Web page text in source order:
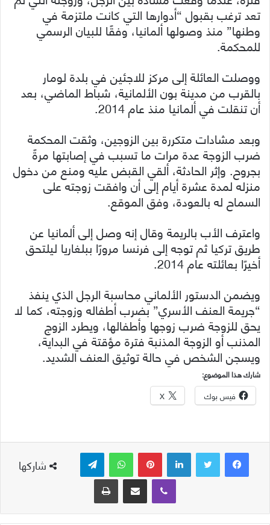
تعد ترغب بقبول “أدوارها التي كانت ملتزمة في
وطنها” منذ وصولها ألمانيا، وفقًا للبيان الرسمي
للمحكمة.
ووصلت العائلة إلى مركز للاجئين في بلدة لومار
بالقرب من مدينة بون الألمانية، شباط الماضي، بعد
أن تنقلت في ألمانيا منذ عام 2014.
وبعد مشادات متكررة بين الزوجين، وثقت المحكمة
ضرب الزوجة عدة مرات ما تسبب في إصابتها مرةً
بجروح. وإثر الحادثة، ألقي القبض عليه ومنع من دخول
منزله لمدة عشرة أيام إلى أن وافقت زوجته على
السماح له بالعودة، وفق الموقع.
واعترف الأب بالريمة وقال إنه وصل إلى ألمانيا عن
طريق تركيا ثم توجه إلى فرنسا مرورًا ببلغاريا ليلتحق
أخيرًا بعائلته عام 2014.
ويضمن الدستور الألماني محاسبة الرجل الذي ينفذ
“جريمة العنف الأسري” بضرب أطفاله وزوجته، كما لا
يحق للزوجة ضرب زوجها وأطفالها، ويطرد الزوج
المذنب أو الزوجة المذنبة فترة مؤقتة في البداية،
ويسجن الشخص في حالة توثيق العنف الشديد.
شارك هذا الموضوع:
فيس بوك X
شاركها
لينكدإن بينتيريست واتساب
ڤايبر
مشاركة عبر البريد طباعة